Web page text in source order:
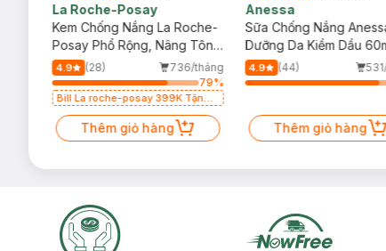
La Roche-Posay
Kem Chống Nắng La Roche-
Posay Phổ Rộng, Nâng Tông
Kiềm Dầu 50ml
4.9 (28)
736/tháng
79%
Bill La roche-posay 399K Tặng
Gel rửa mặt da dầu nhạy cảm
50ml (SL có hạn)
Thêm giỏ hàng
Anessa
Sữa Chống Nắng
Dưỡng Da Kiềm Dầu
(Bản Mới)
4.9 (44)
Thêm giỏ hàng